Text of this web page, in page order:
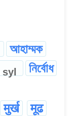
আহাম্মক
syl
নির্বোধ
मुर्ख मूढ